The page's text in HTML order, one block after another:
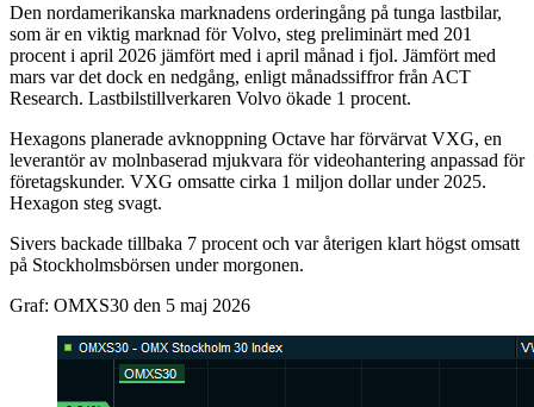
Den nordamerikanska marknadens orderingång på tunga lastbilar,
som är en viktig marknad för Volvo, steg preliminärt med 201
procent i april 2026 jämfört med i april månad i fjol. Jämfört med
mars var det dock en nedgång, enligt månadssiffror från ACT
Research. Lastbilstillverkaren Volvo ökade 1 procent.
Hexagons planerade avknoppning Octave har förvärvat VXG, en
leverantör av molnbaserad mjukvara för videohantering anpassad för
företagskunder. VXG omsatte cirka 1 miljon dollar under 2025.
Hexagon steg svagt.
Sivers backade tillbaka 7 procent och var återigen klart högst omsatt
på Stockholmsbörsen under morgonen.
Graf: OMXS30 den 5 maj 2026